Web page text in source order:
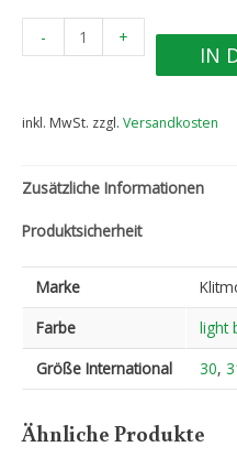
-
Denim
Menge
+
IN
inkl. MwSt. zzgl. Versandkosten
Zusätzliche Informationen
Produktsicherheit
Marke
Farbe
light
Größe International
30,
Ähnliche Produkte